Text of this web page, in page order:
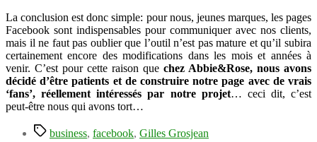
La conclusion est donc simple: pour nous, jeunes marques, les pages
Facebook sont indispensables pour communiquer avec nos clients,
mais il ne faut pas oublier que l’outil n’est pas mature et qu’il subira
certainement encore des modifications dans les mois et années à
venir. C’est pour cette raison que chez Abbie&Rose, nous avons
décidé d’être patients et de construire notre page avec de vrais
‘fans’, réellement intéressés par notre projet… ceci dit, c’est
peut-être nous qui avons tort…
Étiquettes
business, facebook, Gilles Grosjean